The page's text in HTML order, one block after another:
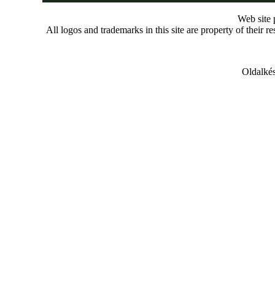
Web site
All logos and trademarks in this site are property of their